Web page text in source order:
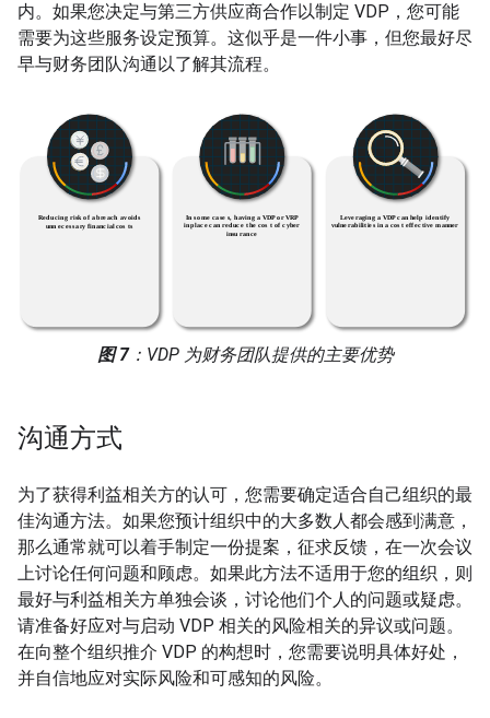
内。如果您决定与第三方供应商合作以制定 VDP，您可能
需要为这些服务设定预算。这似乎是一件小事，但您最好尽
早与财务团队沟通以了解其流程。
图 7：VDP 为财务团队提供的主要优势
沟通方式
为了获得利益相关方的认可，您需要确定适合自己组织的最
佳沟通方法。如果您预计组织中的大多数人都会感到满意，
那么通常就可以着手制定一份提案，征求反馈，在一次会议
上讨论任何问题和顾虑。如果此方法不适用于您的组织，则
最好与利益相关方单独会谈，讨论他们个人的问题或疑虑。
请准备好应对与启动 VDP 相关的风险相关的异议或问题。
在向整个组织推介 VDP 的构想时，您需要说明具体好处，
并自信地应对实际风险和可感知的风险。